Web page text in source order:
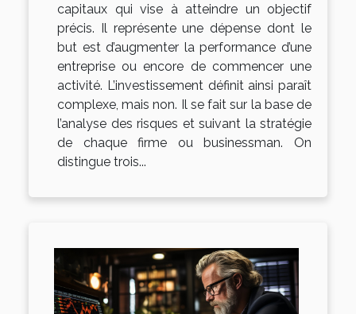
capitaux qui vise à atteindre un objectif
précis. Il représente une dépense dont le
but est d’augmenter la performance d’une
entreprise ou encore de commencer une
activité. L’investissement définit ainsi paraît
complexe, mais non. Il se fait sur la base de
l’analyse des risques et suivant la stratégie
de chaque firme ou businessman. On
distingue trois...